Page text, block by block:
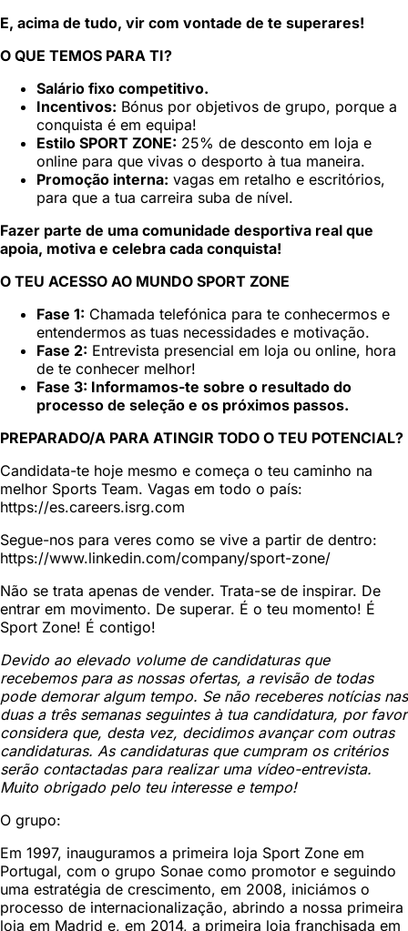
E, acima de tudo, vir com vontade de te superares!
O QUE TEMOS PARA TI?
Salário fixo competitivo.
Incentivos: Bónus por objetivos de grupo, porque a
conquista é em equipa!
Estilo SPORT ZONE: 25% de desconto em loja e
online para que vivas o desporto à tua maneira.
Promoção interna: vagas em retalho e escritórios,
para que a tua carreira suba de nível.
Fazer parte de uma comunidade desportiva real que
apoia, motiva e celebra cada conquista!
O TEU ACESSO AO MUNDO SPORT ZONE
Fase 1: Chamada telefónica para te conhecermos e
entendermos as tuas necessidades e motivação.
Fase 2: Entrevista presencial em loja ou online, hora
de te conhecer melhor!
Fase 3: Informamos-te sobre o resultado do
processo de seleção e os próximos passos.
PREPARADO/A PARA ATINGIR TODO O TEU POTENCIAL?
Candidata-te hoje mesmo e começa o teu caminho na
melhor Sports Team. Vagas em todo o país:
https://es.careers.isrg.com
Segue-nos para veres como se vive a partir de dentro:
https://www.linkedin.com/company/sport-zone/
Não se trata apenas de vender. Trata-se de inspirar. De
entrar em movimento. De superar. É o teu momento! É
Sport Zone! É contigo!
Devido ao elevado volume de candidaturas que
recebemos para as nossas ofertas, a revisão de todas
pode demorar algum tempo. Se não receberes notícias nas
duas a três semanas seguintes à tua candidatura, por favor
considera que, desta vez, decidimos avançar com outras
candidaturas. As candidaturas que cumpram os critérios
serão contactadas para realizar uma vídeo-entrevista.
Muito obrigado pelo teu interesse e tempo!
O grupo:
Em 1997, inauguramos a primeira loja Sport Zone em
Portugal, com o grupo Sonae como promotor e seguindo
uma estratégia de crescimento, em 2008, iniciámos o
processo de internacionalização, abrindo a nossa primeira
loja em Madrid e, em 2014, a primeira loja franchisada em